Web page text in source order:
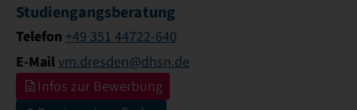
Studiengangsberatung
Telefon +49 351 44722-640
E-Mailvm.dresden@dhsn.de
Infos zur Bewerbung